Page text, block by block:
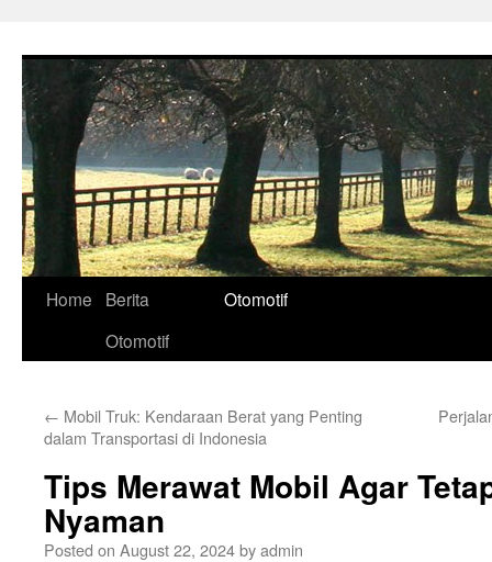
Home
Berita
Otomotif
Otomotif
← Mobil Truk: Kendaraan Berat yang Penting
dalam Transportasi di Indonesia
Tips Merawat Mobil Agar
Nyaman
Posted on August 22, 2024byadmin